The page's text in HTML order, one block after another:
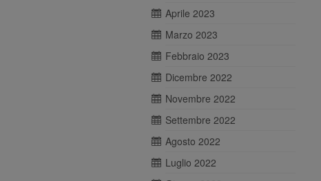
Aprile 2023
Marzo 2023
Febbraio 2023
Dicembre 2022
Novembre 2022
Settembre 2022
Agosto 2022
Luglio 2022